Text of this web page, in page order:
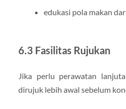
edukasi pola makan
6.3 Fasilitas Rujukan
Jika perlu perawatan
dirujuk lebih awal sebelum